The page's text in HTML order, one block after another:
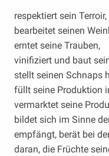
respektiert sein Terroir,
bearbeitet seinen
erntet seine Trauben,
vinifiziert und baut
stellt seinen Schnaps
füllt seine Produktion
vermarktet seine
bildet sich im Sinne
empfängt, berät bei
daran, die Früchte